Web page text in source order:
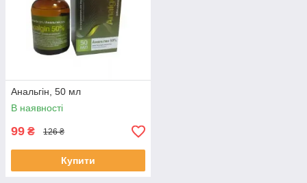
Анальгін, 50 мл
В наявності
99 ₴ 126 ₴
Купити